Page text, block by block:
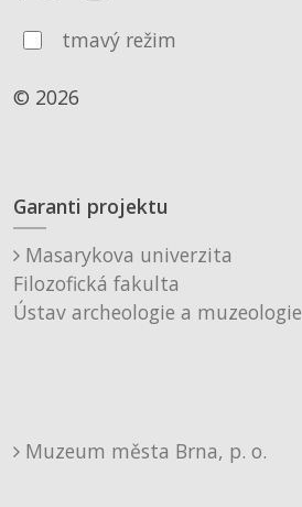
tmavý režim
© 2026
Garanti projektu
Masarykova univerzita
Filozofická fakulta
Ústav archeologie a muzeologie
Muzeum města Brna, p. o.